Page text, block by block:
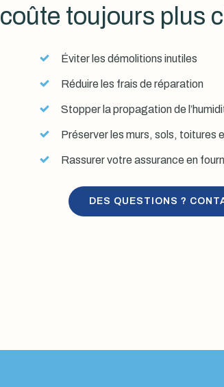
coûte toujours plus
Éviter les démolitions inutiles
Réduire les frais de réparation
Stopper la propagation de
Préserver les murs, sols, toitures
Rassurer votre assurance en
DES QUESTIONS ?